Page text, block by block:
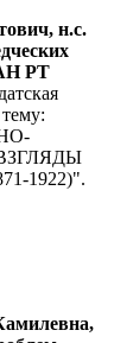
н.с.
РТ
1922)".